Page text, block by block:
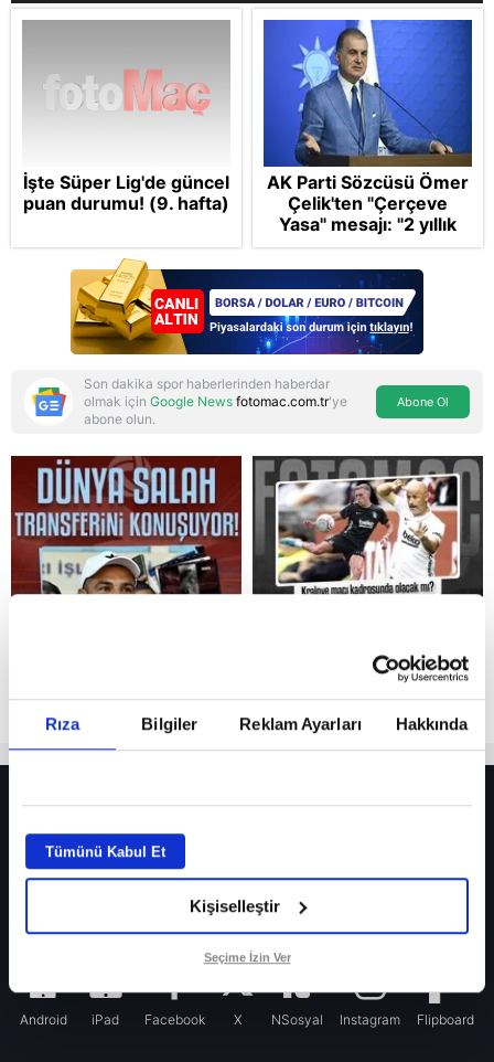
Rıza Bilgiler Reklam Ayarları Hakkında
Tümünü Kabul Et
Kişiselleştir
Seçime İzin Ver
Reddet
İşte Süper Lig'de güncel
puan durumu! (9. hafta)
AK Parti Sözcüsü Ömer
Çelik'ten "Çerçeve
Yasa" mesajı: "2 yıllık
sürecin en önemli
aşamasındayız"
Son dakika spor haberlerinden haberdar
olmak için Google News fotomac.com.tr'ye
abone olun.
Abone Ol
Fenerbahçe’de sürpriz ayrılık ihtimali! Devre arasında gelmişti
Fenerbahçe’nin yeni transferi Mason Greenwood için olay sözler!
Galatasaray’da rota yeniden Thiago Almada!
Android iPad Facebook X NSosyal Instagram Flipboard